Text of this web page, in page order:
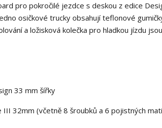
pro pokročilé jezdce s deskou z edice
osičkové trucky obsahují teflonové
a ložisková kolečka pro hladkou jízdu
33 mm šířky
III 32mm (včetně 8 šroubků a 6 pojistných